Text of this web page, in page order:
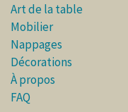
Art de la table
Mobilier
Nappages
Décorations
À propos
FAQ